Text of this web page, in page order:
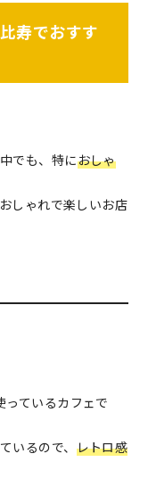
寿でおすす
でも、特におしゃ
しゃれで楽しいお店
っているカフェで
いるので、 レトロ感